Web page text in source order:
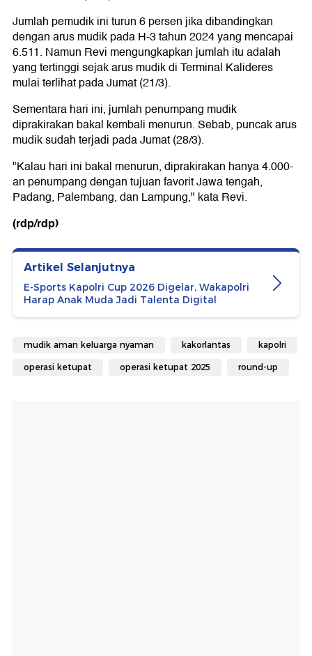
Jumlah pemudik ini turun 6 persen jika dibandingkan
dengan arus mudik pada H-3 tahun 2024 yang mencapai
6.511. Namun Revi mengungkapkan jumlah itu adalah
yang tertinggi sejak arus mudik di Terminal Kalideres
mulai terlihat pada Jumat (21/3).
Sementara hari ini, jumlah penumpang mudik
diprakirakan bakal kembali menurun. Sebab, puncak arus
mudik sudah terjadi pada Jumat (28/3).
"Kalau hari ini bakal menurun, diprakirakan hanya 4.000-
an penumpang dengan tujuan favorit Jawa tengah,
Padang, Palembang, dan Lampung," kata Revi.
(rdp/rdp)
Artikel Selanjutnya
E-Sports Kapolri Cup 2026 Digelar, Wakapolri
Harap Anak Muda Jadi Talenta Digital
mudik aman keluarga nyaman kakorlantas kapolri
operasi ketupat operasi ketupat 2025 round-up